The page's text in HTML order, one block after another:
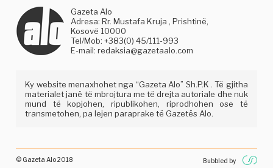
Gazeta Alo
Adresa: Rr. Mustafa Kruja , Prishtinë,
Kosovë 10000
Tel/Mob: +383(0) 45/111-993
E-mail:redaksia@gazetaalo.com
Ky website menaxhohet nga “Gazeta Alo” Sh.P.K . Të gjitha
materialet janë të mbrojtura me të drejta autoriale dhe nuk
mund të kopjohen, ripublikohen, riprodhohen ose të
transmetohen, pa lejen paraprake të Gazetës Alo.
© Gazeta Alo 2018 Bubbled by